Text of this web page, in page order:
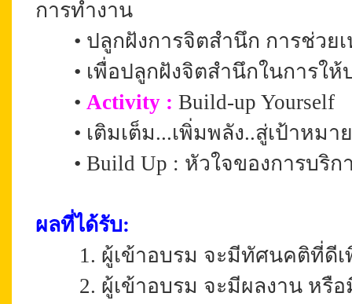
การทำงาน
• ปลูกฝังการจิตสำนึก การช่วย
• เพื่อปลูกฝังจิตสำนึกในการใ
• Activity : Build-up Yourself
• เติมเต็ม...เพิ่มพลัง..สู่เป้าหม
• Build Up : หัวใจของการบริ
ผลที่ได้รับ:
1. ผู้เข้าอบรม จะมีทัศนคติที่ดี
2. ผู้เข้าอบรม จะมีผลงาน หรือ